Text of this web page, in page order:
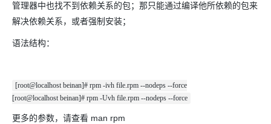
管理器中也找不到依赖关系的包；那只能通过编译他所依赖的包来
解决依赖关系，或者强制安装；
语法结构：
[root@localhost beinan]# rpm -ivh file.rpm --nodeps --force
[root@localhost beinan]# rpm -Uvh file.rpm --nodeps --force
更多的参数，请查看 man rpm